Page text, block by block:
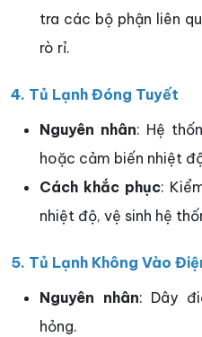
tra các bộ phận liên
rò rỉ.
4. Tủ Lạnh Đóng Tuyết
Nguyên nhân: Hệ
hoặc cảm biến nhiệt
Cách khắc phục:
nhiệt độ, vệ sinh hệ
5. Tủ Lạnh Không Vào
Nguyên nhân: Dây
hỏng.